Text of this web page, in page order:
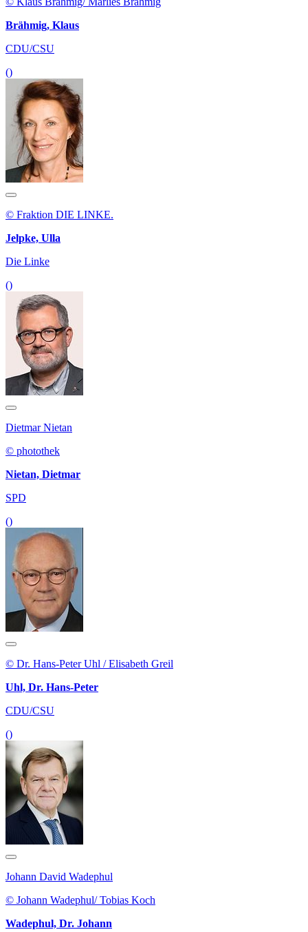
Brähmig, Klaus
CDU/CSU
()
© Fraktion DIE LINKE.
Jelpke, Ulla
Die Linke
()
Dietmar Nietan
© photothek
Nietan, Dietmar
SPD
()
© Dr. Hans-Peter Uhl / Elisabeth Greil
Uhl, Dr. Hans-Peter
CDU/CSU
()
Johann David Wadephul
© Johann Wadephul/ Tobias Koch
Wadephul, Dr. Johann